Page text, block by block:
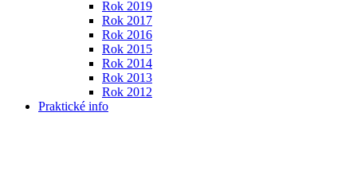
Rok 2019
Rok 2017
Rok 2016
Rok 2015
Rok 2014
Rok 2013
Rok 2012
Praktické info